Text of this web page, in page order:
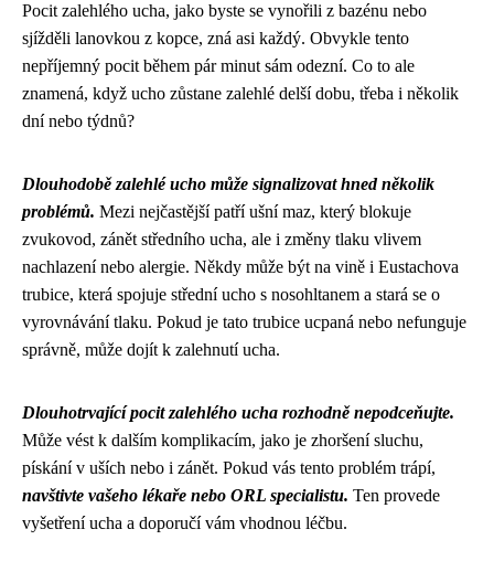
Pocit zalehlého ucha, jako byste se vynořili z bazénu nebo
sjížděli lanovkou z kopce, zná asi každý. Obvykle tento
nepříjemný pocit během pár minut sám odezní. Co to ale
znamená, když ucho zůstane zalehlé delší dobu, třeba i několik
dní nebo týdnů?
Dlouhodobě zalehlé ucho může signalizovat hned několik
problémů. Mezi nejčastější patří ušní maz, který blokuje
zvukovod, zánět středního ucha, ale i změny tlaku vlivem
nachlazení nebo alergie. Někdy může být na vině i Eustachova
trubice, která spojuje střední ucho s nosohltanem a stará se o
vyrovnávání tlaku. Pokud je tato trubice ucpaná nebo nefunguje
správně, může dojít k zalehnutí ucha.
Dlouhotrvající pocit zalehlého ucha rozhodně nepodceňujte.
Může vést k dalším komplikacím, jako je zhoršení sluchu,
pískání v uších nebo i zánět. Pokud vás tento problém trápí,
navštivte vašeho lékaře nebo ORL specialistu. Ten provede
vyšetření ucha a doporučí vám vhodnou léčbu.